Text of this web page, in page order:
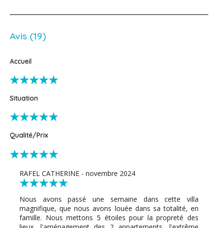
Avis (19)
Accueil
Situation
Qualité/Prix
RAFEL CATHERINE - novembre 2024
Nous avons passé une semaine dans cette villa
magnifique, que nous avons louée dans sa totalité, en
famille. Nous mettons 5 étoiles pour la propreté des